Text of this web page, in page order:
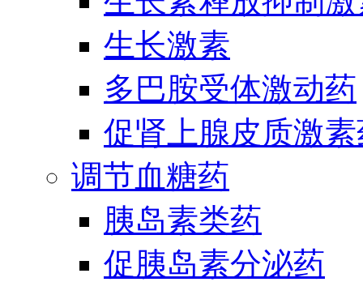
生长激素
多巴胺受体激动药
促肾上腺皮质激
调节血糖药
胰岛素类药
促胰岛素分泌药